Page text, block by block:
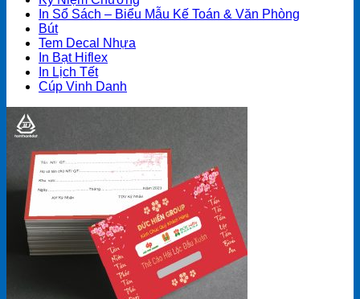
In Sổ Sách – Biểu Mẫu Kế Toán & Văn Phòng
Bút
Tem Decal Nhựa
In Bạt Hiflex
In Lịch Tết
Cúp Vinh Danh